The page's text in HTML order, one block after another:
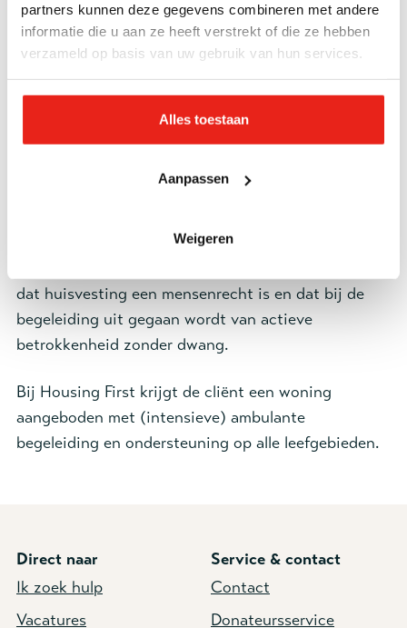
partners kunnen deze gegevens combineren met andere
informatie die u aan ze heeft verstrekt of die ze hebben
verzameld op basis van uw gebruik van hun services.
Alles toestaan
Aanpassen
Weigeren
al langdurig dakloos zijn en kampen met
meervoudige problemen. In de meeste gevallen gaat
het om psychiatrische stoornissen in combinatie
met verslavingsproblematiek. Het gaat primair om
mensen die al langer dakloos zijn. Ook komen
mensen in aanmerking, die door hun
een instelling kunnen worden ondergebracht of
voorziening en hierdoor grote kans lopen om uit te
dat huisvesting een mensenrecht is en dat bij de
begeleiding uit gegaan wordt van actieve
betrokkenheid zonder dwang.
Bij Housing First krijgt de cliënt een woning
aangeboden met (intensieve) ambulante
begeleiding en ondersteuning op alle leefgebieden.
Direct naar
Ik zoek hulp
Vacatures
Service & contact
Contact
Donateursservice